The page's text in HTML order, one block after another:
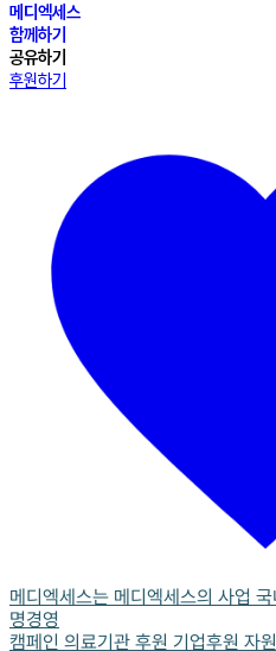
메디엑세스
함께하기
공유하기
후원하기
메디엑세스는 메디엑세스의 사업 국
명경영
캠페인 의료기관 후원 기업후원 자